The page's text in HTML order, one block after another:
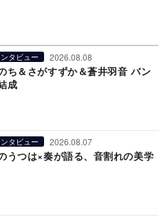
タビュー 2026.08.08
ち＆さがすずか＆蒼井羽音 バン
成
タビュー 2026.08.07
うつは×奏が語る、音割れの美学